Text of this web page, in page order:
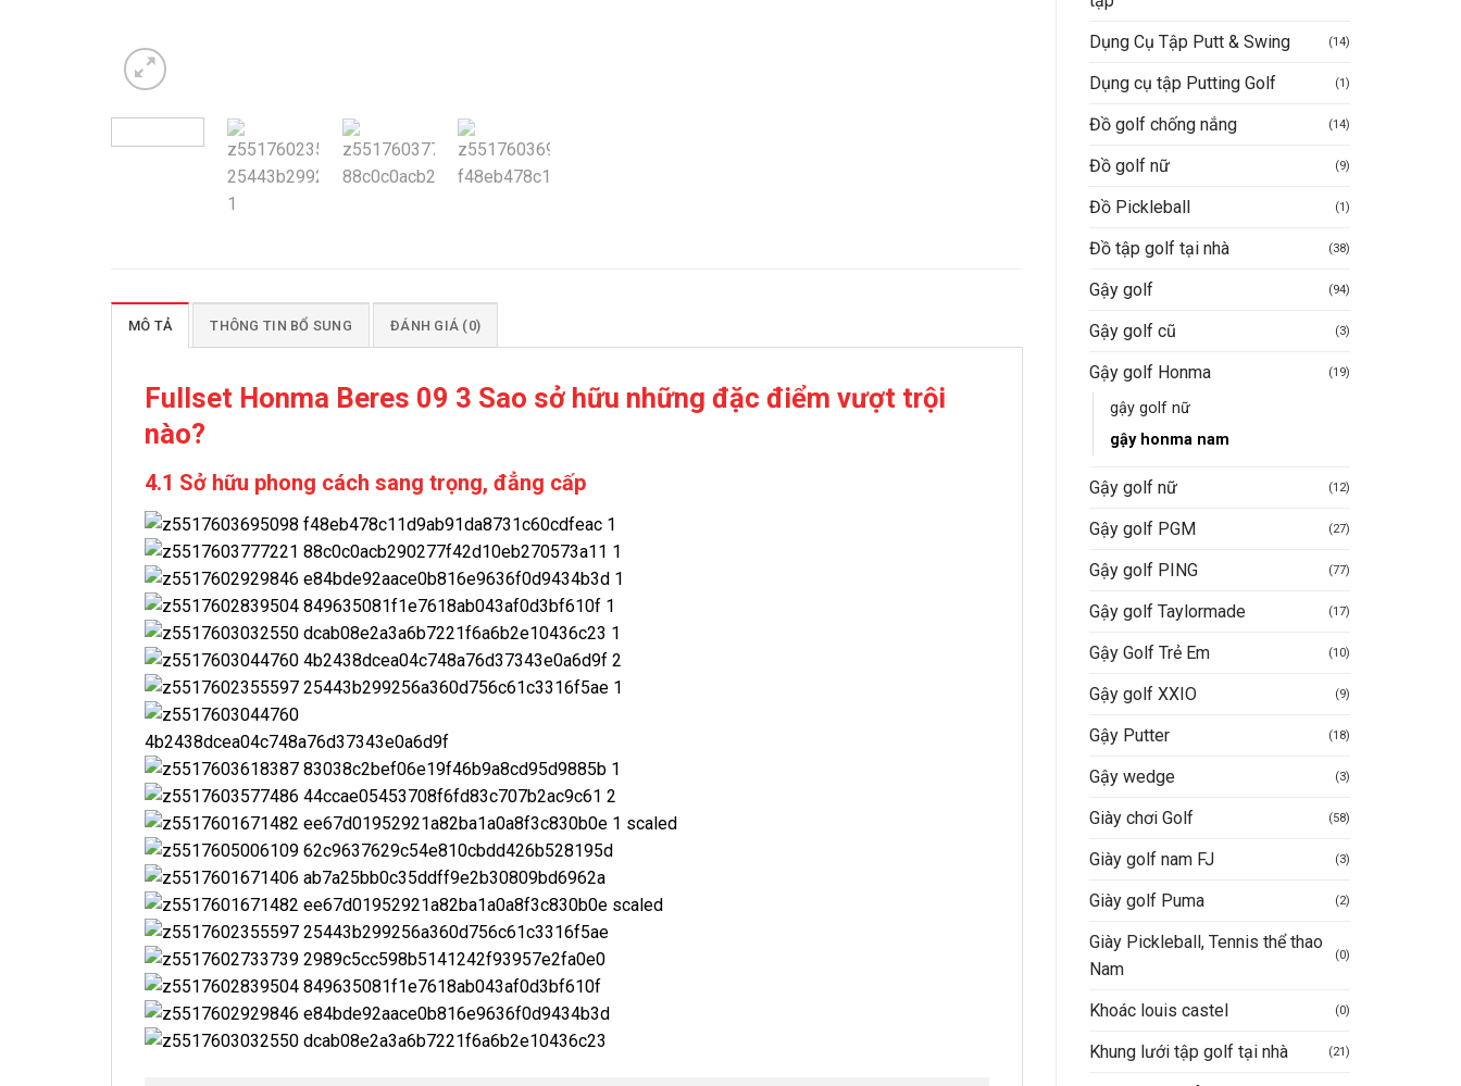
Dụng Cụ Tập Putt & Swing (14)
Dụng cụ tập Putting Golf (1)
Đồ golf chống nắng (14)
Đồ golf nữ (9)
Đồ Pickleball (1)
Đồ tập golf tại nhà (38)
Gậy golf (94)
Gậy golf cũ (3)
Gậy golf Honma (19)
gậy golf nữ
gậy honma nam
Gậy golf nữ (12)
Gậy golf PGM (27)
Gậy golf PING (77)
Gậy golf Taylormade (17)
Gậy Golf Trẻ Em (10)
Gậy golf XXIO (9)
Gậy Putter (18)
Gậy wedge (3)
Giày chơi Golf (58)
Giày golf nam FJ (3)
Giày golf Puma (2)
Giày Pickleball, Tennis thể thao
Nam
(0)
Khoác louis castel (0)
Khung lưới tập golf tại nhà (21)
MÔ TẢ THÔNG TIN BỔ SUNG ĐÁNH GIÁ (0)
Fullset Honma Beres 09 3 Sao sở hữu những đặc điểm vượt trội
nào?
4.1 Sở hữu phong cách sang trọng, đẳng cấp